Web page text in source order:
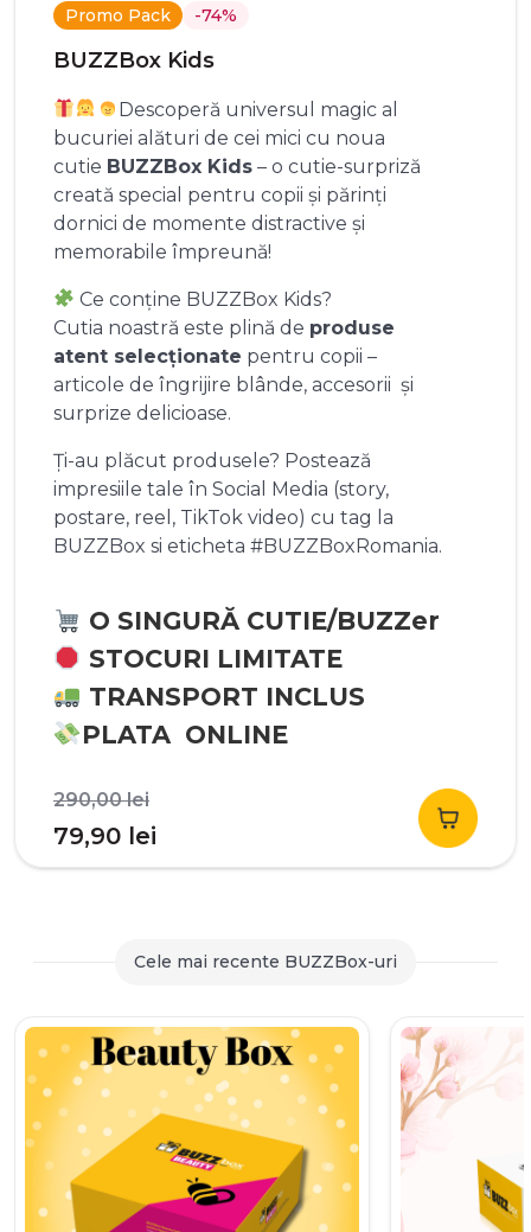
Promo Pack -74%
BUZZBox Kids
Descoperă universul magic al
bucuriei alături de cei mici cu noua
cutie BUZZBox Kids – o cutie-surpriză
creată special pentru copii și părinți
dornici de momente distractive și
memorabile împreună!
Ce conține BUZZBox Kids?
Cutia noastră este plină de produse
atent selecționate pentru copii –
articole de îngrijire blânde, accesorii și
surprize delicioase.
Ți-au plăcut produsele? Postează
impresiile tale în Social Media (story,
postare, reel, TikTok video) cu tag la
BUZZBox si eticheta #BUZZBoxRomania.
O SINGURĂ CUTIE/BUZZer
STOCURI LIMITATE
TRANSPORT INCLUS
PLATA ONLINE
290,00leiPrețul
inițial
a
290,00 lei.
79,90 lei
curent
79,90 lei.
Cele mai recente BUZZBox-uri